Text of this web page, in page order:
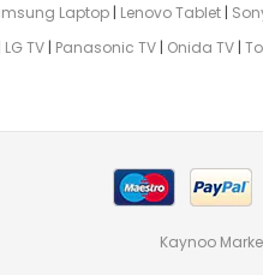
Laptop | Lenovo Tablet |
LG TV| Panasonic TV| Onida TV|
Kaynoo